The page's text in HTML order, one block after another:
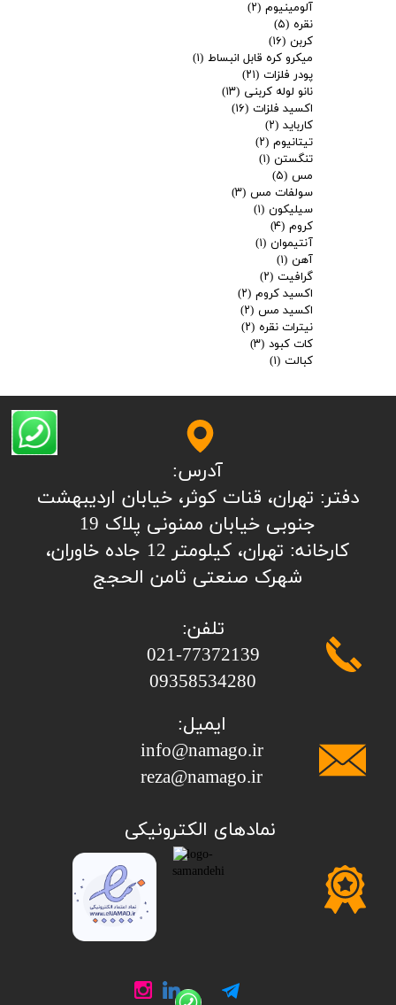
آلومینیوم (۲)
نقره (۵)
کربن (۱۶)
میکرو کره قابل انبساط (۱)
پودر فلزات (۲۱)
نانو لوله کربنی (۱۳)
اکسید فلزات (۱۶)
کارباید (۲)
تیتانیوم (۲)
تنگستن (۱)
مس (۵)
سولفات مس (۳)
سیلیکون (۱)
کروم (۴)
آنتیموان (۱)
آهن (۱)
گرافیت (۲)
اکسید کروم (۲)
اکسید مس (۲)
نیترات نقره (۲)
کات کبود (۳)
کبالت (۱)
تلفن:
​​​​​​​021-77372139
​​​​​​​09358534280
آدرس:
​​​​​​​​دفتر: تهران، قنات کوثر، خیابان اردیبهشت
جنوبی خیابان ممنونی پلاک 19
کارخانه: تهران، کیلومتر 12 جاده خاوران،
شهرک صنعتی ثامن الحجج
ایمیل:
info@namago.ir
​​​​​​​reza@namago.ir
​نمادهای الکترونیکی